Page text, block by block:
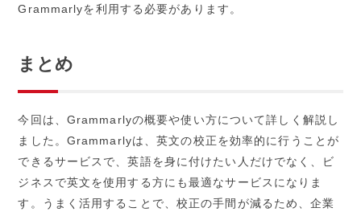
Grammarlyを利用する必要があります。
まとめ
今回は、Grammarlyの概要や使い方について詳しく解説し
ました。Grammarlyは、英文の校正を効率的に行うことが
できるサービスで、英語を身に付けたい人だけでなく、ビ
ジネスで英文を使用する方にも最適なサービスになりま
す。うまく活用することで、校正の手間が減るため、企業